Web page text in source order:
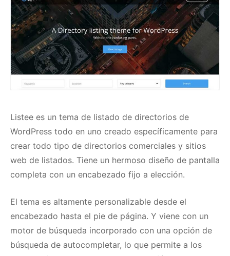
Listee es un tema de listado de directorios de
WordPress todo en uno creado específicamente para
crear todo tipo de directorios comerciales y sitios
web de listados. Tiene un hermoso diseño de pantalla
completa con un encabezado fijo a elección.
El tema es altamente personalizable desde el
encabezado hasta el pie de página. Y viene con un
motor de búsqueda incorporado con una opción de
búsqueda de autocompletar, lo que permite a los